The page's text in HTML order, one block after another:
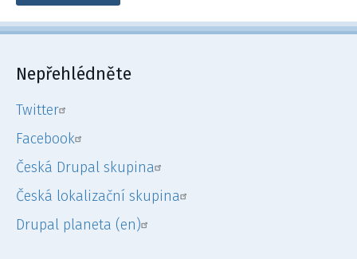
Nepřehlédněte
Twitter
Facebook
Česká Drupal skupina
Česká lokalizační skupina
Drupal planeta (en)